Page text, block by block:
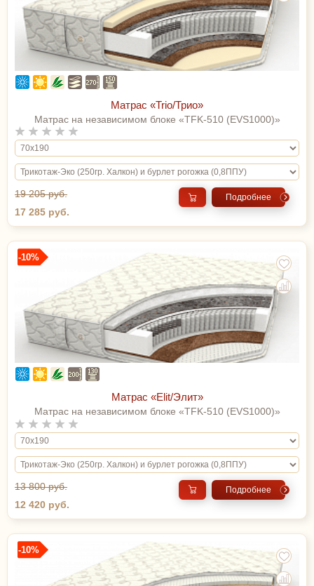
Матрас «Trio/Трио»
Матрас на независимом блоке «TFK-510 (EVS1000)»
19 205 руб.
17 285 руб.
Подробнее
-10%
Матрас «Elit/Элит»
Матрас на независимом блоке «TFK-510 (EVS1000)»
13 800 руб.
12 420 руб.
Подробнее
-10%